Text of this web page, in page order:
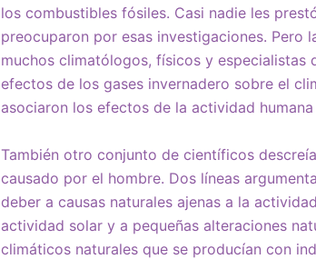
los combustibles fósiles. Casi nadie les
preocuparon por esas investigaciones. Pero
muchos climatólogos, físicos y
efectos de los gases invernadero sobre el
asociaron los efectos de la actividad
También otro conjunto de científicos
causado por el hombre. Dos líneas
deber a causas naturales ajenas a la
actividad solar y a pequeñas alteraciones
climáticos naturales que se producían con